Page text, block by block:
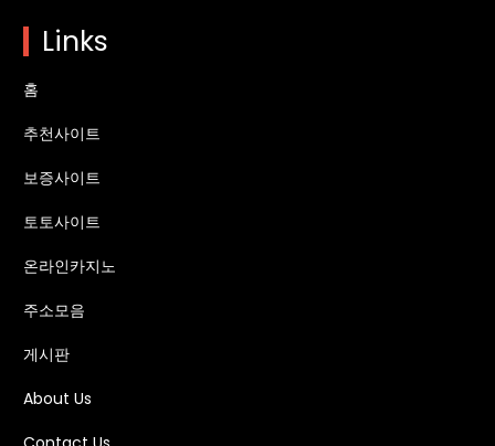
Links
홈
추천사이트
보증사이트
토토사이트
온라인카지노
주소모음
게시판
About Us